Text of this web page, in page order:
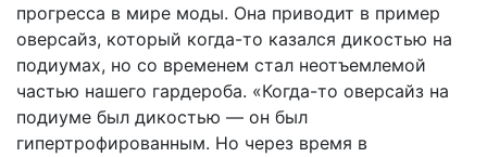
прогресса в мире моды. Она приводит в пример
оверсайз, который когда-то казался дикостью на
подиумах, но со временем стал неотъемлемой
частью нашего гардероба. «Когда-то оверсайз на
подиуме был дикостью — он был
гипертрофированным. Но через время в